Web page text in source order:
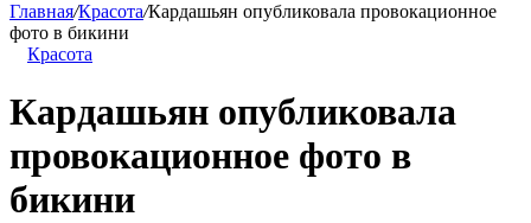
Главная/Красота/Кардашьян опубликовала провокационное
фото в бикини
Красота
Кардашьян опубликовала
провокационное фото в
бикини